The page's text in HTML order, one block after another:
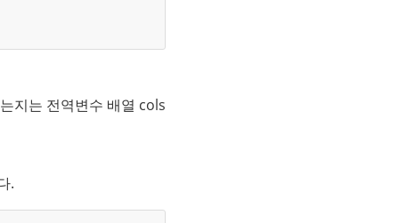
지는 전역변수 배열 cols
.